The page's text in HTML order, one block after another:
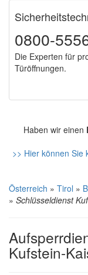
0800-
Die Experten für
Türöffnungen.
Haben wir einen
>> Hier können Sie
Österreich » Tirol »
» Schlüsseldienst
Kufstein-